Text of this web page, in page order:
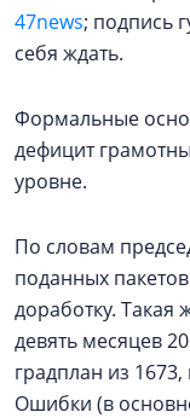
47news; подпись
себя ждать.
Формальные
дефицит
уровне.
По словам
поданных
доработку. Такая
девять месяцев
градплан из
Ошибки (в